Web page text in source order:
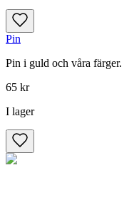
Pin
Pin i guld och våra färger.
65 kr
I lager